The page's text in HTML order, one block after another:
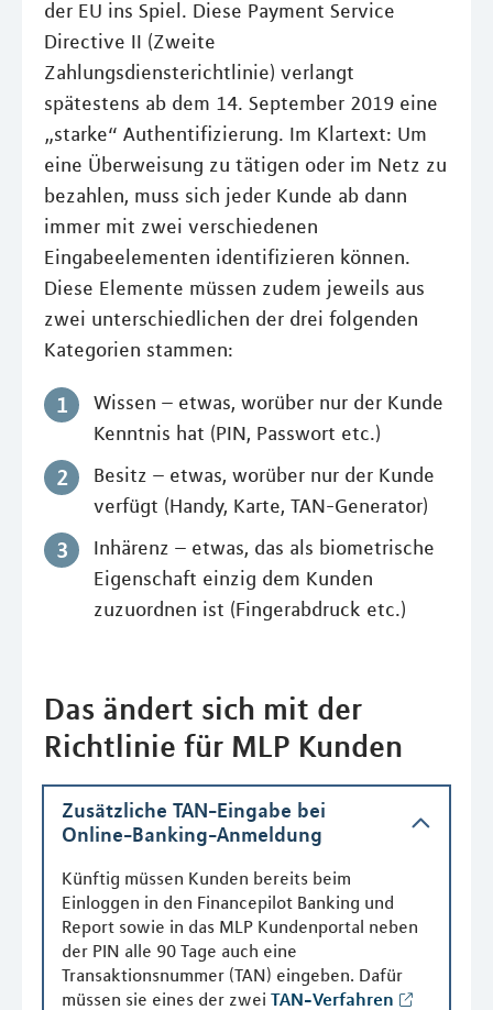
der EU ins Spiel. Diese Payment Service
Directive II (Zweite
Zahlungsdiensterichtlinie) verlangt
spätestens ab dem 14. September 2019 eine
„starke“ Authentifizierung. Im Klartext: Um
eine Überweisung zu tätigen oder im Netz zu
bezahlen, muss sich jeder Kunde ab dann
immer mit zwei verschiedenen
Eingabeelementen identifizieren können.
Diese Elemente müssen zudem jeweils aus
zwei unterschiedlichen der drei folgenden
Kategorien stammen:
Wissen – etwas, worüber nur der Kunde
Kenntnis hat (PIN, Passwort etc.)
Besitz – etwas, worüber nur der Kunde
verfügt (Handy, Karte, TAN-Generator)
Inhärenz – etwas, das als biometrische
Eigenschaft einzig dem Kunden
zuzuordnen ist (Fingerabdruck etc.)
Das ändert sich mit der
Richtlinie für MLP Kunden
Zusätzliche TAN-Eingabe bei
Online-Banking-Anmeldung
Künftig müssen Kunden bereits beim
Einloggen in den Financepilot Banking und
Report sowie in das MLP Kundenportal neben
der PIN alle 90 Tage auch eine
Transaktionsnummer (TAN) eingeben. Dafür
müssen sie eines der zwei TAN-Verfahren